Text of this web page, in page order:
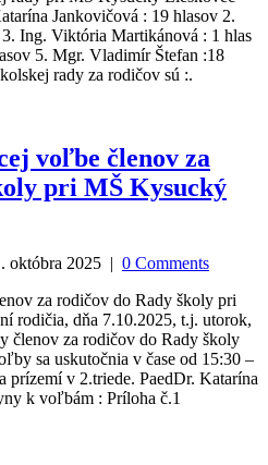
Jankovičová : 19 hlasov 2.
Ing. Viktória Martikánová : 1 hlas
5. Mgr. Vladimír Štefan :18
rady za rodičov sú :.
voľbe členov za
pri MŠ Kysucký
októbra 2025 | 0 Comments
za rodičov do Rady školy pri
rodičia, dňa 7.10.2025, t.j. utorok,
členov za rodičov do Rady školy
sa uskutočnia v čase od 15:30 –
prízemí v 2.triede. PaedDr. Katarína
k voľbám : Príloha č.1